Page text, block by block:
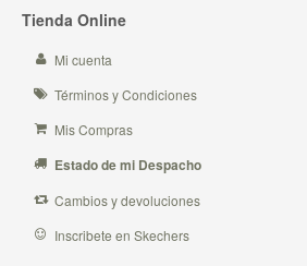
Tienda Online
Mi cuenta
Términos y Condiciones
Mis Compras
Estado de mi Despacho
Cambios y devoluciones
Inscribete en Skechers